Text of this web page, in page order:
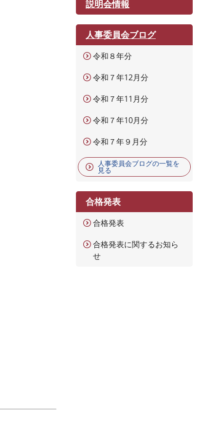
説明会情報
人事委員会ブログ
令和８年分
令和７年12月分
令和７年11月分
令和７年10月分
令和７年９月分
人事委員会ブログの一覧を
見る
合格発表
合格発表
合格発表に関するお知ら
せ